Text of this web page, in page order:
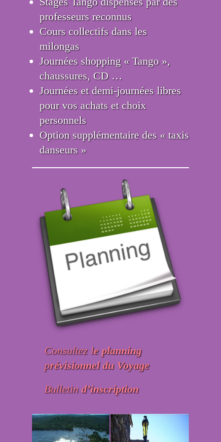
professeurs reconnus
Cours collectifs dans les
milongas
Journées shopping « Tango »,
chaussures, CD …
Journées et demi-journées libres
pour vos achats et choix
personnels
Option supplémentaire des « taxis
danseurs »
Consultez le planning
prévisionnel du Voyage
Bulletind’inscription